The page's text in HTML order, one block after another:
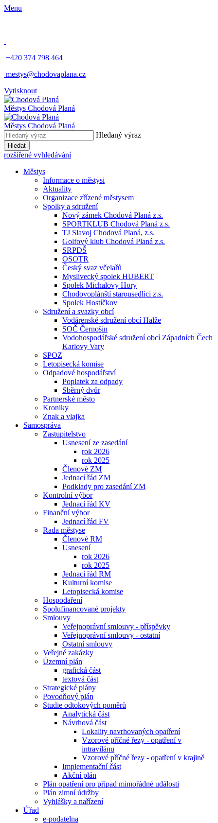
Menu
+420 374 798 464
mestys@chodovaplana.cz
Vytisknout
Městys Chodová Planá
Městys Chodová Planá
Hledaný výraz
Hledat
rozšířené vyhledávání
Městys
Informace o městysi
Aktuality
Organizace zřízené městysem
Spolky a sdružení
Nový zámek Chodová Planá z.s.
SPORTKLUB Chodová Planá z.s.
TJ Slavoj Chodová Planá, z.s.
Golfový klub Chodová Planá z.s.
SRPDŠ
OSOTR
Český svaz včelařů
Myslivecký spolek HUBERT
Spolek Michalovy Hory
Chodovoplánští starousedlíci z.s.
Spolek Hostíčkov
Sdružení a svazky obcí
Vodárenské sdružení obcí Halže
SOČ Černošín
Vodohospodářské sdružení obcí Západních Čech
Karlovy Vary
SPOZ
Letopisecká komise
Odpadové hospodářství
Poplatek za odpady
Sběrný dvůr
Partnerské město
Kroniky
Znak a vlajka
Samospráva
Zastupitelstvo
Usnesení ze zasedání
rok 2026
rok 2025
Členové ZM
Jednací řád ZM
Podklady pro zasedání ZM
Kontrolní výbor
Jednací řád KV
Finanční výbor
Jednací řád FV
Rada městyse
Členové RM
Usnesení
rok 2026
rok 2025
Jednací řád RM
Kulturní komise
Letopisecká komise
Hospodaření
Spolufinancované projekty
Smlouvy
Veřejnoprávní smlouvy - příspěvky
Veřejnoprávní smlouvy - ostatní
Ostatní smlouvy
Veřejné zakázky
Územní plán
grafická část
textová část
Strategické plány
Povodňový plán
Studie odtokových poměrů
Analytická část
Návrhová část
Lokality navrhovaných opatření
Vzorové příčné řezy - opatření v
intravilánu
Vzorové příčné řezy - opatření v krajině
Implementační část
Akční plán
Plán opatření pro případ mimořádné události
Plán zimní údržby
Vyhlášky a nařízení
Úřad
e-podatelna